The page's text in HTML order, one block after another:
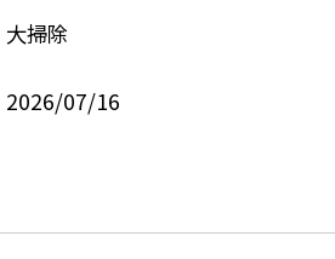
大掃除
2026/07/16